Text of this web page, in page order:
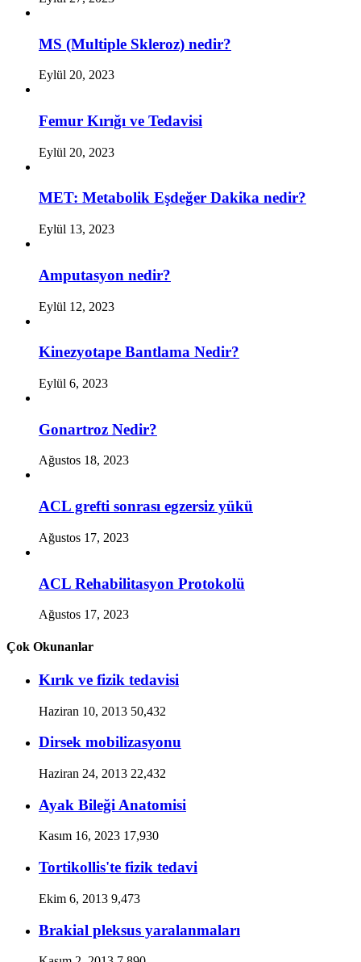
MS (Multiple Skleroz) nedir?
Eylül 20, 2023
Femur Kırığı ve Tedavisi
Eylül 20, 2023
MET: Metabolik Eşdeğer Dakika nedir?
Eylül 13, 2023
Amputasyon nedir?
Eylül 12, 2023
Kinezyotape Bantlama Nedir?
Eylül 6, 2023
Gonartroz Nedir?
Ağustos 18, 2023
ACL grefti sonrası egzersiz yükü
Ağustos 17, 2023
ACL Rehabilitasyon Protokolü
Ağustos 17, 2023
Çok Okunanlar
Kırık ve fizik tedavisi
Haziran 10, 2013 50,432
Dirsek mobilizasyonu
Haziran 24, 2013 22,432
Ayak Bileği Anatomisi
Kasım 16, 2023 17,930
Tortikollis'te fizik tedavi
Ekim 6, 2013 9,473
Brakial pleksus yaralanmaları